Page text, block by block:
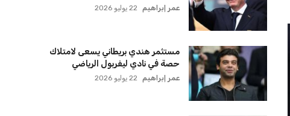
عمر إبراهيم 22 يوليو 2026
مستثمر هندي بريطاني يسعى لامتلاك
حصة في نادي ليفربول الرياضي
عمر إبراهيم 22 يوليو 2026